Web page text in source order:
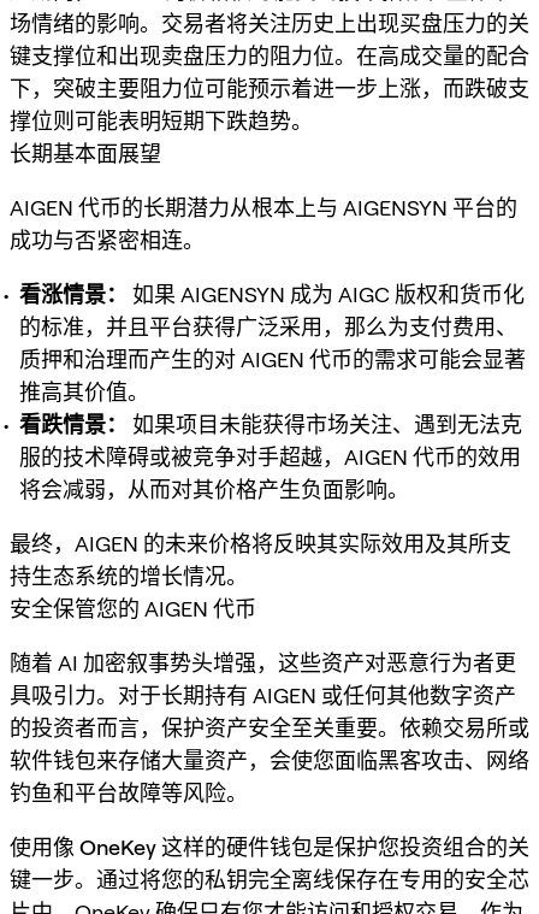
场情绪的影响。交易者将关注历史上出现买盘压力的关
键支撑位和出现卖盘压力的阻力位。在高成交量的配合
下，突破主要阻力位可能预示着进一步上涨，而跌破支
撑位则可能表明短期下跌趋势。
长期基本面展望
AIGEN 代币的长期潜力从根本上与 AIGENSYN 平台的
成功与否紧密相连。
看涨情景：
如果 AIGENSYN 成为 AIGC 版权和货币化
的标准，并且平台获得广泛采用，那么为支付费用、
质押和治理而产生的对 AIGEN 代币的需求可能会显著
推高其价值。
看跌情景：
如果项目未能获得市场关注、遇到无法克
服的技术障碍或被竞争对手超越，AIGEN 代币的效用
将会减弱，从而对其价格产生负面影响。
最终，AIGEN 的未来价格将反映其实际效用及其所支
持生态系统的增长情况。
安全保管您的 AIGEN 代币
随着 AI 加密叙事势头增强，这些资产对恶意行为者更
具吸引力。对于长期持有 AIGEN 或任何其他数字资产
的投资者而言，保护资产安全至关重要。依赖交易所或
软件钱包来存储大量资产，会使您面临黑客攻击、网络
钓鱼和平台故障等风险。
使用像 OneKey这样的硬件钱包是保护您投资组合的关
键一步。通过将您的私钥完全离线保存在专用的安全芯